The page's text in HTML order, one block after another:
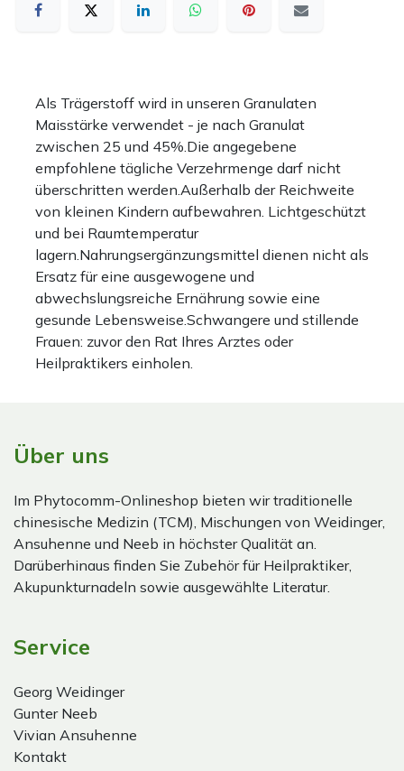
Als Trägerstoff wird in unseren Granulaten
Maisstärke verwendet - je nach Granulat
zwischen 25 und 45%.Die angegebene
empfohlene tägliche Verzehrmenge darf nicht
überschritten werden.Außerhalb der Reichweite
von kleinen Kindern aufbewahren. Lichtgeschützt
und bei Raumtemperatur
lagern.Nahrungsergänzungsmittel dienen nicht als
Ersatz für eine ausgewogene und
abwechslungsreiche Ernährung sowie eine
gesunde Lebensweise.Schwangere und stillende
Frauen: zuvor den Rat Ihres Arztes oder
Heilpraktikers einholen.
Über uns
Im Phytocomm-Onlineshop bieten wir traditionelle
chinesische Medizin (TCM), Mischungen von Weidinger,
Ansuhenne und Neeb in höchster Qualität an.
Darüberhinaus finden Sie Zubehör für Heilpraktiker,
Akupunkturnadeln sowie ausgewählte Literatur.
Service
Georg Weidinger
Gunter Neeb
Vivian Ansuhenne
Kontakt